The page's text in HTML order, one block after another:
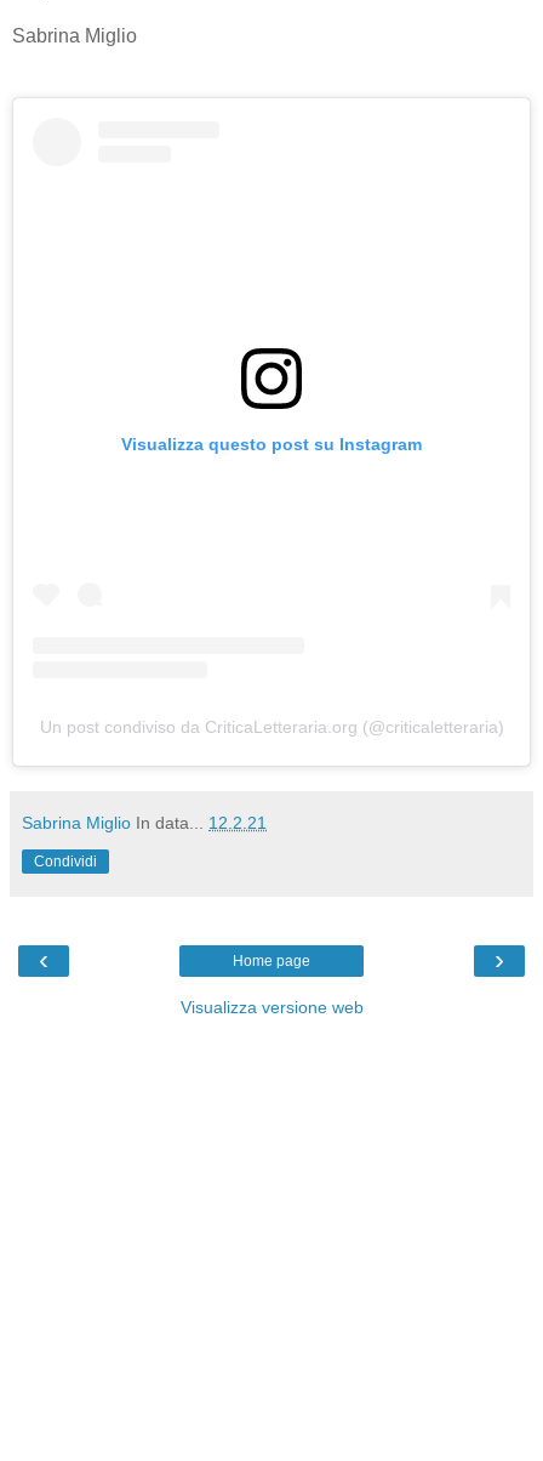
Sabrina Miglio
Visualizza questo post su Instagram
Un post condiviso da CriticaLetteraria.org (@criticaletteraria)
Sabrina Miglio In data... 12.2.21
Condividi
‹ ›
Home page
Visualizza versione web